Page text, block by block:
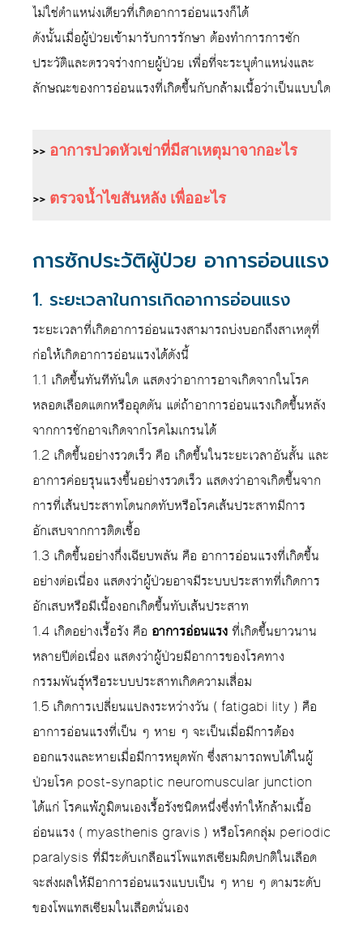
ไม่ใช่ตำแหน่งเดียวที่เกิดอาการอ่อนแรงก็ได้
ดังนั้นเมื่อผู้ป่วยเข้ามารับการรักษา ต้องทำการการซัก
ประวัติและตรวจร่างกายผู้ป่วย เพื่อที่จะระบุตำแหน่งและ
ลักษณะของการอ่อนแรงที่เกิดขึ้นกับกล้ามเนื้อว่าเป็นแบบใด
>> อาการปวดหัวเข่าที่มีสาเหตุมาจากอะไร
>> ตรวจน้ำไขสันหลัง เพื่ออะไร
การซักประวัติผู้ป่วย อาการอ่อนแรง
1. ระยะเวลาในการเกิดอาการอ่อนแรง
ระยะเวลาที่เกิดอาการอ่อนแรงสามารถบ่งบอกถึงสาเหตุที่
ก่อให้เกิดอาการอ่อนแรงได้ดังนี้
1.1 เกิดขึ้นทันทีทันใด แสดงว่าอาการอาจเกิดจากในโรค
หลอดเลือดแตกหรืออุดตัน แต่ถ้าอาการอ่อนแรงเกิดขึ้นหลัง
จากการชักอาจเกิดจากโรคไมเกรนได้
1.2 เกิดขึ้นอย่างรวดเร็ว คือ เกิดขึ้นในระยะเวลาอันสั้น และ
อาการค่อยรุนแรงขึ้นอย่างรวดเร็ว แสดงว่าอาจเกิดขึ้นจาก
การที่เส้นประสาทโดนกดทับหรือโรคเส้นประสาทมีการ
อักเสบจากการติดเชื้อ
1.3 เกิดขึ้นอย่างกึ่งเฉียบพลัน คือ อาการอ่อนแรงที่เกิดขึ้น
อย่างต่อเนื่อง แสดงว่าผู้ป่วยอาจมีระบบประสาทที่เกิดการ
อักเสบหรือมีเนื้องอกเกิดขึ้นทับเส้นประสาท
1.4 เกิดอย่างเรื้อรัง คือ อาการอ่อนแรงที่เกิดขึ้นยาวนาน
หลายปีต่อเนื่อง แสดงว่าผู้ป่วยมีอาการของโรคทาง
กรรมพันธุ์หรือระบบประสาทเกิดความเสื่อม
1.5 เกิดการเปลี่ยนแปลงระหว่างวัน ( fatigabi lity ) คือ
อาการอ่อนแรงที่เป็น ๆ หาย ๆ จะเป็นเมื่อมีการต้อง
ออกแรงและหายเมื่อมีการหยุดพัก ซึ่งสามารถพบได้ในผู้
ป่วยโรค post-synaptic neuromuscular junction
ได้แก่ โรคแพ้ภูมิตนเองเรื้อรังชนิดหนึ่งซึ่งทำให้กล้ามเนื้อ
อ่อนแรง ( myasthenis gravis ) หรือโรคกลุ่ม periodic
paralysis ที่มีระดับเกลือแร่โพแทสเซียมผิดปกติในเลือด
จะส่งผลให้มีอาการอ่อนแรงแบบเป็น ๆ หาย ๆ ตามระดับ
ของโพแทสเซียมในเลือดนั่นเอง